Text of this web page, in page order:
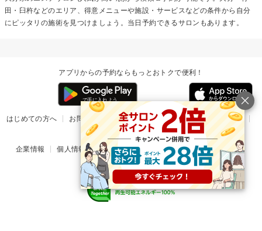
田・臼杵などのエリア、得意メニューや施設・サービスなどの条件から自分
にピッタリの施術を見つけましょう。当日予約できるサロンもあります。
アプリからの予約ならもっとおトクで便利！
はじめての方へ お問い合わせ ヘルプ リリース情報
利用規約
掲載ご希望のサロン様
企業情報 個人情報保護方針 楽天のサービス一覧 アプリ一覧
© Rakuten Group, Inc.